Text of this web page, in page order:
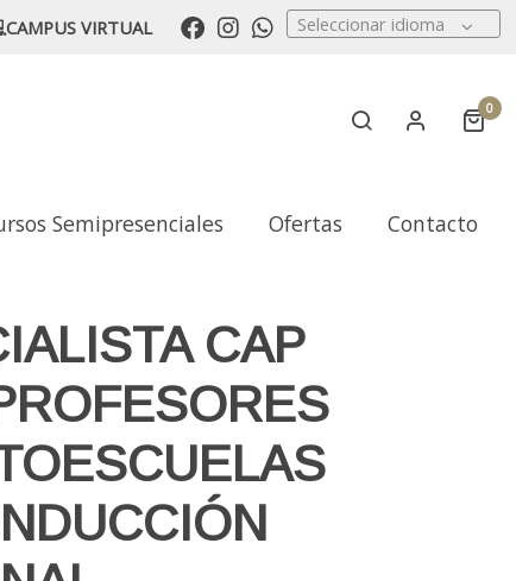
VIRTUAL Seleccionar idioma
0
Semipresenciales Ofertas Contacto
CAP